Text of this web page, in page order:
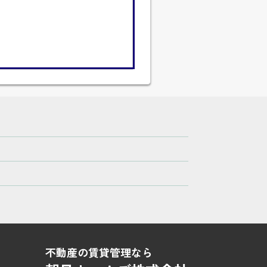
不動産の賃貸管理なら